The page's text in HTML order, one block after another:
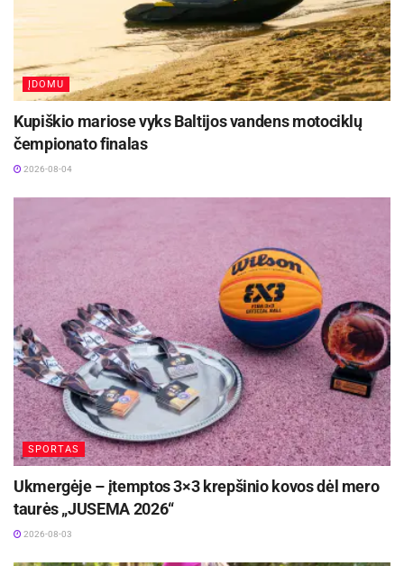
ruošiantis jaunių žaidynių rungtynėms, kurios
netrukus vyks Panevėžyje.
ĮDOMU
Kupiškio mariose vyks Baltijos vandens motociklų
čempionato finalas
2026-08-04
SPORTAS
Ukmergėje – įtemptos 3×3 krepšinio kovos dėl mero
taurės „JUSEMA 2026“
2026-08-03